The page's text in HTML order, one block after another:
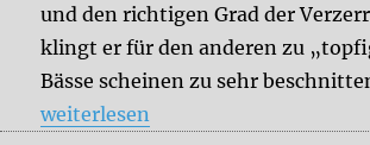
und den richtigen Grad der
klingt er für den anderen zu
Bässe scheinen zu sehr
„Effektpedale im Zusammenspiel
weiterlesen